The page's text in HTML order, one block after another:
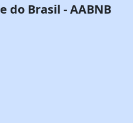
do Brasil - AABNB